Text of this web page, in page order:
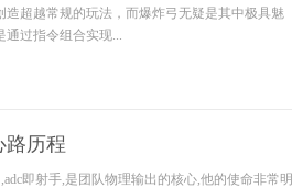
超越常规的玩法，而爆炸弓无疑是其中极具魅
通过指令组合实现...
路历程
即射手,是团队物理输出的核心,他的使命非常明